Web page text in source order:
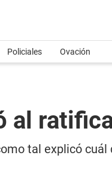
Policiales Ovación
al
tal explicó